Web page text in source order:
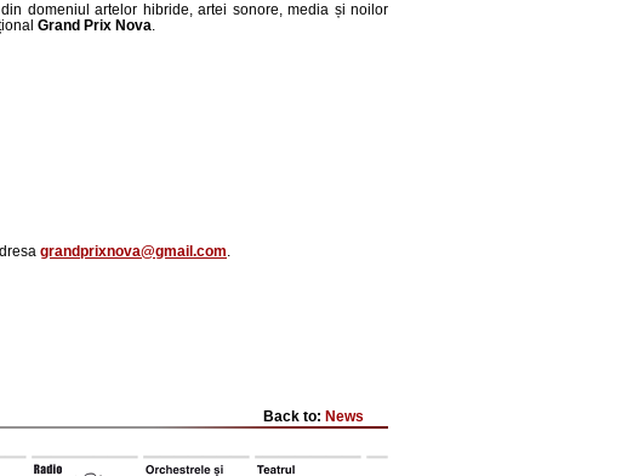
domeniul artelor hibride, artei sonore, media și noilor
Grand Prix Nova.
grandprixnova@gmail.com.
Back to: News